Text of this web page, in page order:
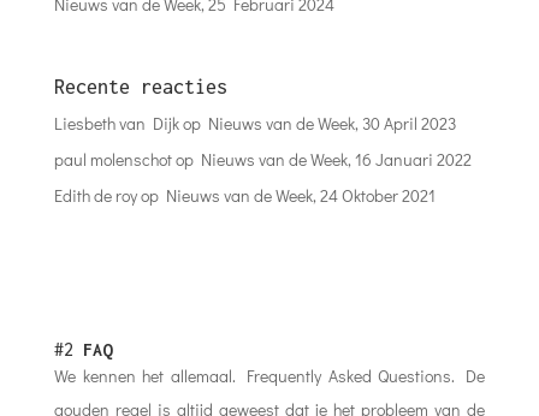
Recente reacties
Liesbeth van Dijkop Nieuws van de Week, 30 April 2023
paul molenschotop Nieuws van de Week, 16 Januari 2022
Edith de royop Nieuws van de Week, 24 Oktober 2021
#2 FAQ
We kennen het allemaal. Frequently Asked Questions. De
gouden regel is altijd geweest dat je het probleem van de